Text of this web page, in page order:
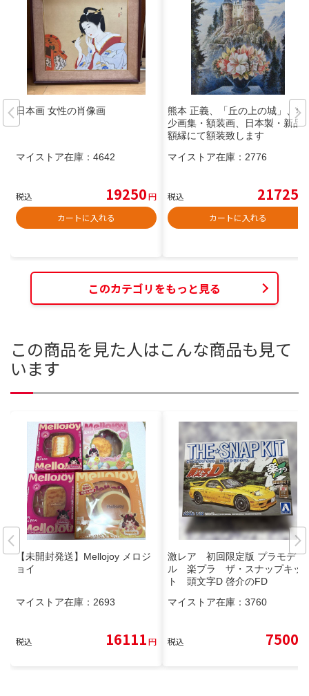
日本画 女性の肖像画
マイストア在庫： 4642
税込 19250円
カートに入れる
熊本 正義、「丘の上の城」、希
少画集・額装画、日本製・新品
額縁にて額装致します
マイストア在庫： 2776
税込 21725
カートに入れる
このカテゴリをもっと見る
この商品を見た人はこんな商品も見て
います
【未開封発送】Mellojoy メロジ
ョイ
マイストア在庫： 2693
税込 16111円
激レア 初回限定版 プラモデ
ル 楽プラ ザ・スナップキッ
ト 頭文字D 啓介のFD
マイストア在庫： 3760
税込 7500